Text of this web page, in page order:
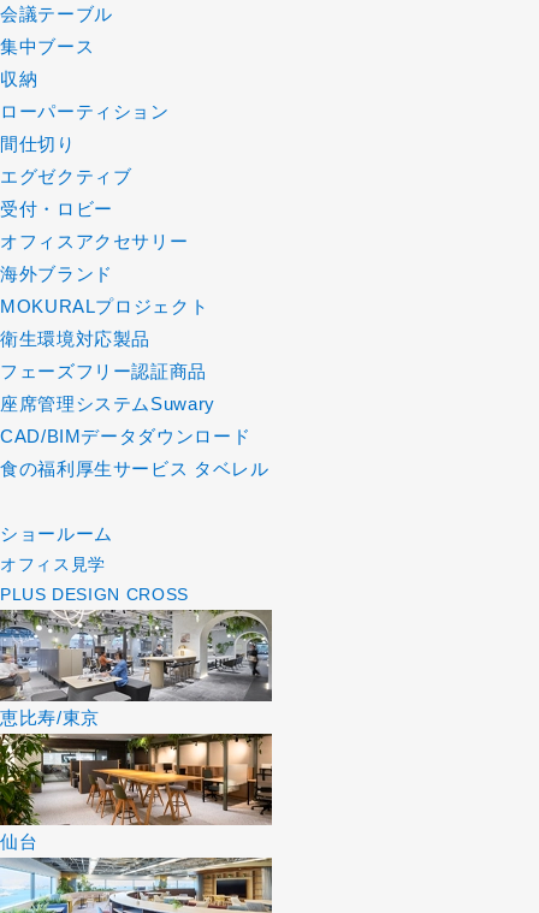
会議テーブル
集中ブース
収納
ローパーティション
間仕切り
エグゼクティブ
受付・ロビー
オフィスアクセサリー
海外ブランド
MOKURALプロジェクト
衛生環境対応製品
フェーズフリー認証商品
座席管理システムSuwary
CAD/BIMデータダウンロード
食の福利厚生サービス タベレル
ショールーム
オフィス見学
PLUS DESIGN CROSS
恵比寿/東京
仙台